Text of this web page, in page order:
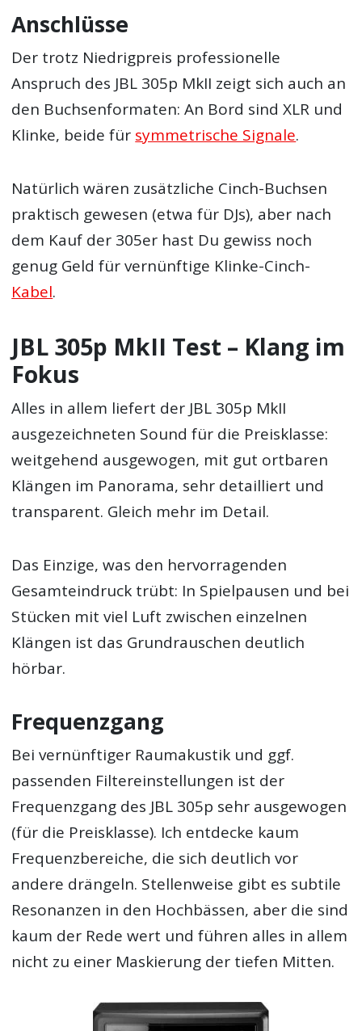
Anschlüsse
Der trotz Niedrigpreis professionelle
Anspruch des JBL 305p MkII zeigt sich auch an
den Buchsenformaten: An Bord sind XLR und
Klinke, beide für symmetrische Signale.
Natürlich wären zusätzliche Cinch-Buchsen
praktisch gewesen (etwa für DJs), aber nach
dem Kauf der 305er hast Du gewiss noch
genug Geld für vernünftige Klinke-Cinch-
Kabel.
JBL 305p MkII Test – Klang im
Fokus
Alles in allem liefert der JBL 305p MkII
ausgezeichneten Sound für die Preisklasse:
weitgehend ausgewogen, mit gut ortbaren
Klängen im Panorama, sehr detailliert und
transparent. Gleich mehr im Detail.
Das Einzige, was den hervorragenden
Gesamteindruck trübt: In Spielpausen und bei
Stücken mit viel Luft zwischen einzelnen
Klängen ist das Grundrauschen deutlich
hörbar.
Frequenzgang
Bei vernünftiger Raumakustik und ggf.
passenden Filtereinstellungen ist der
Frequenzgang des JBL 305p sehr ausgewogen
(für die Preisklasse). Ich entdecke kaum
Frequenzbereiche, die sich deutlich vor
andere drängeln. Stellenweise gibt es subtile
Resonanzen in den Hochbässen, aber die sind
kaum der Rede wert und führen alles in allem
nicht zu einer Maskierung der tiefen Mitten.